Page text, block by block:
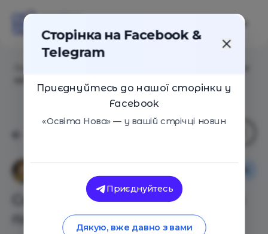
Садик и семья. Эффективный
план командной работы
Сторінка на Facebook &
Telegram
Приєднуйтесь до нашої сторінки у
Facebook
«Освіта Нова» — у вашій стрічці новин
Приєднуйтесь
Дякую, вже давно з вами